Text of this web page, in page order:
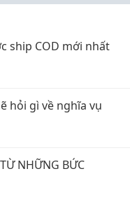
ship COD mới nhất
hỏi gì về nghĩa vụ
NHỮNG BỨC